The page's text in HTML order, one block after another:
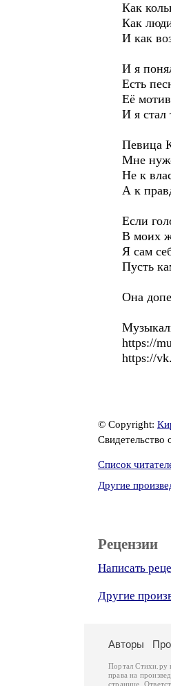
Как
Как
И как
И я
Есть
Её
И я
Певица
Мне
Не к
А к
Если
В моих
Я сам
Пусть
Она
https://
https://
© Copyright:
Список
Другие
Рецензии
Написать
Другие
Авторы
Портал Стихи.ру
права на
странице.